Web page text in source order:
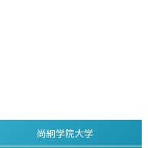
尚絅学院大学